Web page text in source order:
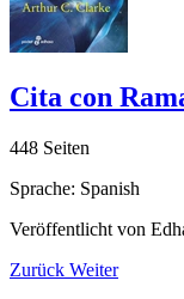
Cita con
448 Seiten
Sprache: Spanish
Veröffentlicht von
Zurück Weiter